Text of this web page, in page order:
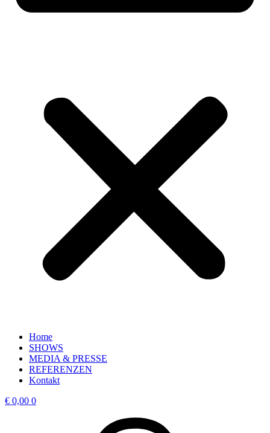
Home
SHOWS
MEDIA & PRESSE
REFERENZEN
Kontakt
€ 0,00 0